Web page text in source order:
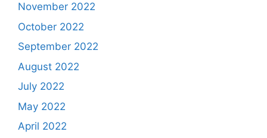
November 2022
October 2022
September 2022
August 2022
July 2022
May 2022
April 2022